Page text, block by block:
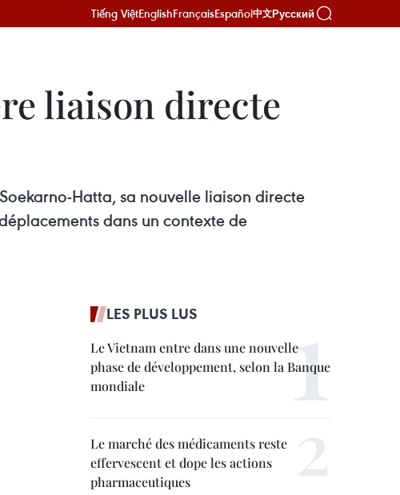
Tiếng ViệtEnglishFrançaisEspañol中文Русский
liaison directe
Hatta, sa nouvelle liaison directe
dans un contexte de
LES PLUS LUS
Le Vietnam entre dans une nouvelle
phase de développement, selon la Banque
mondiale
Le marché des médicaments reste
effervescent et dope les actions
pharmaceutiques